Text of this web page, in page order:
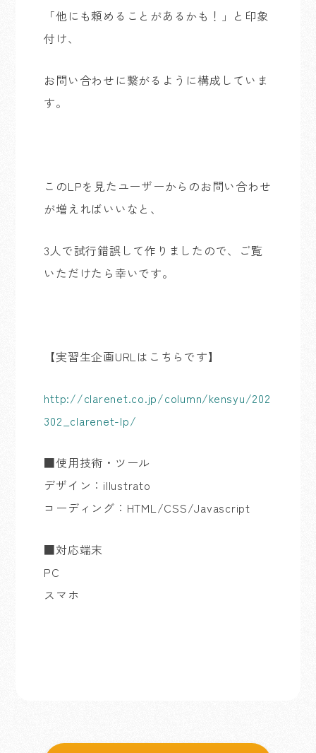
「他にも頼めることがあるかも！」と印象
付け、
お問い合わせに繋がるように構成していま
す。
このLPを見たユーザーからのお問い合わせ
が増えればいいなと、
3人で試行錯誤して作りましたので、ご覧
いただけたら幸いです。
【実習生企画URLはこちらです】
http://clarenet.co.jp/column/kensyu/202
302_clarenet-lp/
■使用技術・ツール
デザイン：illustrato
コーディング：HTML/CSS/Javascript
■対応端末
PC
スマホ